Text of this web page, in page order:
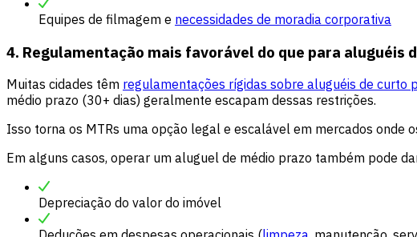
Equipes de filmagem e necessidades de moradia corporativa
4. Regulamentação mais favorável do que para aluguéis
Muitas cidades têm regulamentações rígidas sobre aluguéis de curto
médio prazo (30+ dias) geralmente escapam dessas restrições.
Isso torna os MTRs uma opção legal e escalável em mercados onde
Em alguns casos, operar um aluguel de médio prazo também pode
Depreciação do valor do imóvel